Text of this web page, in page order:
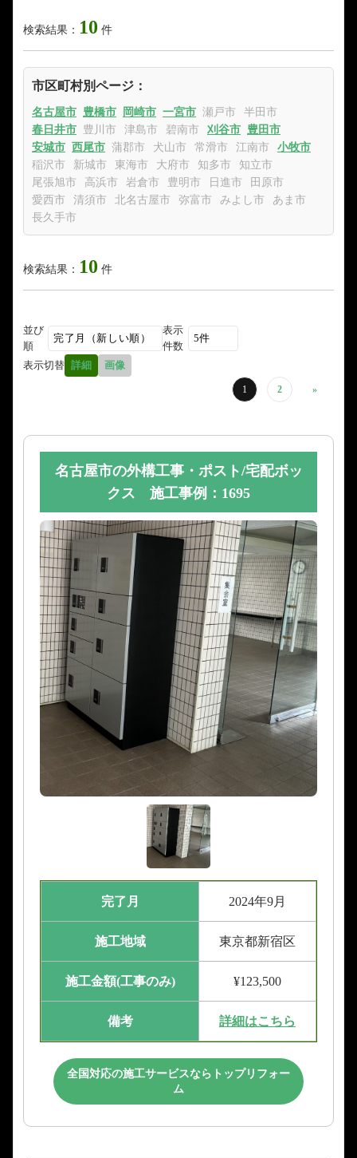
検索結果： 10 件
市区町村別ページ：
名古屋市 豊橋市 岡崎市 一宮市 瀬戸市
半田市
春日井市 豊川市 津島市 碧南市 刈谷市 豊田市
安城市 西尾市 蒲郡市 犬山市 常滑市 江南市
小牧市
稲沢市
新城市 東海市 大府市 知多市
知立市
尾張旭市
高浜市 岩倉市 豊明市 日進市
田原市
愛西市
清須市 北名古屋市 弥富市 みよし市
あま市
長久手市
検索結果： 10 件
並び
順
表示
件数
表示切替 詳細 画像
1 2 »
名古屋市の外構工事・ポスト/宅配ボッ
クス 施工事例：1695
完了月 2024年9月
施工地域 東京都新宿区
施工金額(工事のみ) ¥123,500
備考 詳細はこちら
全国対応の施工サービスならトップリフォー
ム